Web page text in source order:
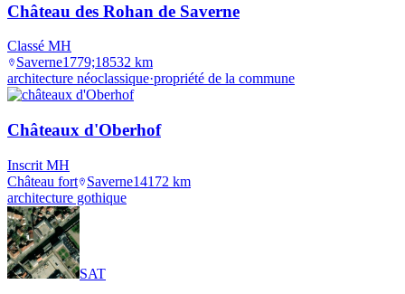
Château des Rohan de Saverne
Classé MH
Saverne1779;18532 km
architecture néoclassique·propriété de la commune
Châteaux d'Oberhof
Inscrit MH
Château fort
Saverne14172 km
architecture gothique
SAT